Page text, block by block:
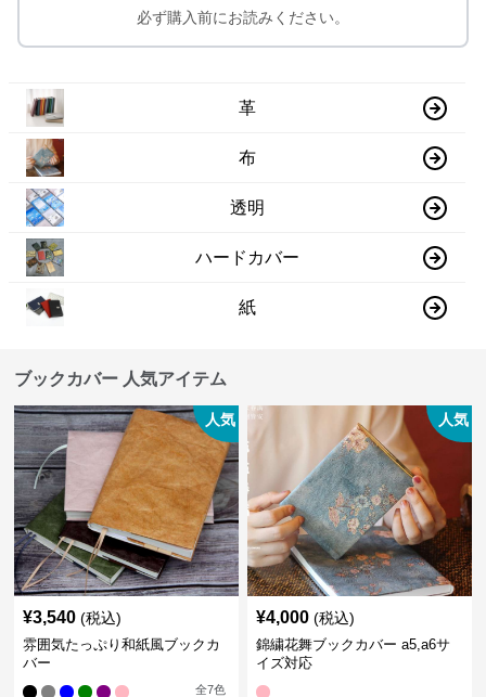
必ず購入前にお読みください。
革
布
透明
ハードカバー
紙
ブックカバー 人気アイテム
人気
¥3,540 (税込)
雰囲気たっぷり和紙風ブックカ
バー
全7色
人気
¥4,000 (税込)
錦繍花舞ブックカバー a5,a6サ
イズ対応